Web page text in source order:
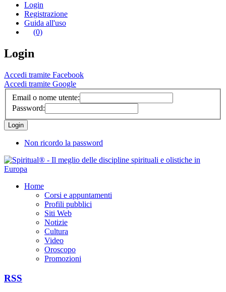
Login
Registrazione
Guida all'uso
(0)
Login
Accedi tramite Facebook
Accedi tramite Google
Email o nome utente:
Password:
Non ricordo la password
Home
Corsi e appuntamenti
Profili pubblici
Siti Web
Notizie
Cultura
Video
Oroscopo
Promozioni
RSS